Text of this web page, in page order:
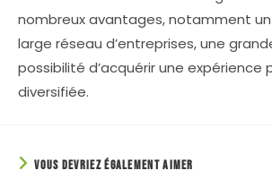
nombreux avantages, notamment
large réseau d’entreprises, une
possibilité d’acquérir une expérience
diversifiée.
VOUS DEVRIEZ ÉGALEMENT AIMER